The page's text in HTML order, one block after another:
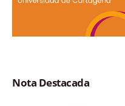
Nota Destacada